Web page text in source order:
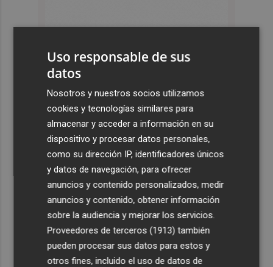
Últimas Noticias
Levantan el confinamiento del municipio castellonense
de Sierra Engarcerán por el incendio
Juan Tallón, Marta Jiménez Serrano o Juan Evaristo Valls
Boix, protagonistas de la programación de agosto de
Entre Libros en Benicàssim
Los talleres de ‘Magia en los Barrios’ de Castelló llegan
al Grupo Reyes
Informe del CEAM sobre el incendio de la Vall d'Uixó: la
vegetación perdió el 51% de humedad en los meses
previos
Uso responsable de sus
datos
Nosotros y nuestros socios utilizamos
cookies y tecnologías similares para
almacenar y acceder a información en su
dispositivo y procesar datos personales,
como su dirección IP, identificadores únicos
y datos de navegación, para ofrecer
anuncios y contenido personalizados, medir
anuncios y contenido, obtener información
sobre la audiencia y mejorar los servicios.
Proveedores de terceros (1913) también
pueden procesar sus datos para estos y
otros fines, incluido el uso de datos de